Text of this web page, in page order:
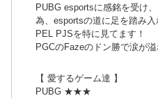
PUBG esportsに感銘を受け
為、esportsの道に足を踏み入
PEL PJSを特に見てます！
PGCのFazeのドン勝で涙が溢
【 愛するゲーム達 】
PUBG ★★★